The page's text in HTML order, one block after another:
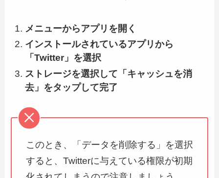
メニューからアプリを開く
インストールされているアプリから
「Twitter」を選択
ストレージを選択して「キャッシュを消
去」をタップして完了
このとき、「データを削除する」を選択
すると、Twitterに与えている権限が初期